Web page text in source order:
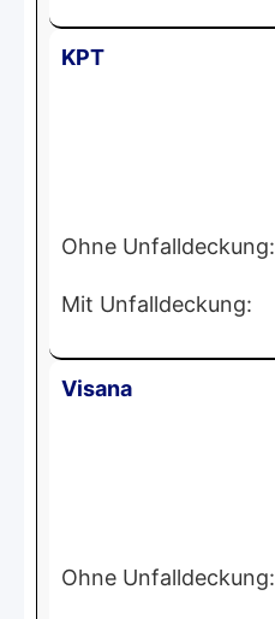
KPT
Ohne Unfalldeckung:
Mit Unfalldeckung:
Visana
Ohne Unfalldeckung: